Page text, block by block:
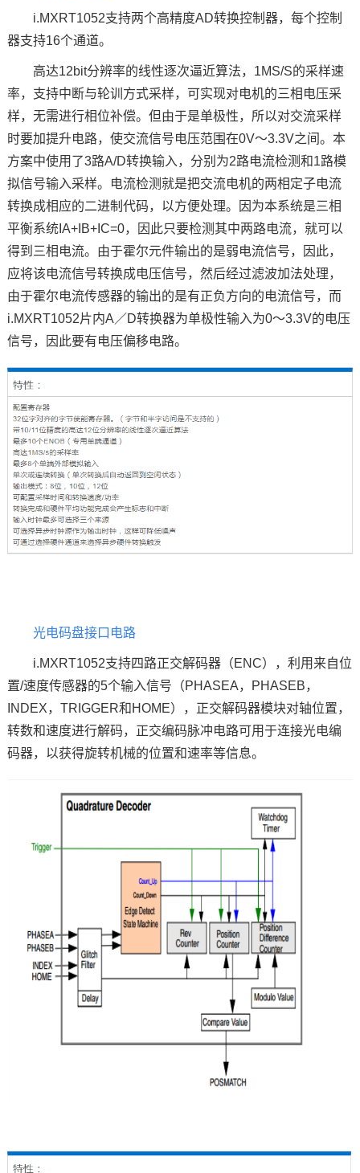
i.MXRT1052支持两个高精度AD转换控制器，每个控制
器支持16个通道。
高达12bit分辨率的线性逐次逼近算法，1MS/S的采样速
率，支持中断与轮训方式采样，可实现对电机的三相电压采
样，无需进行相位补偿。但由于是单极性，所以对交流采样
时要加提升电路，使交流信号电压范围在0V～3.3V之间。本
方案中使用了3路A/D转换输入，分别为2路电流检测和1路模
拟信号输入采样。电流检测就是把交流电机的两相定子电流
转换成相应的二进制代码，以方便处理。因为本系统是三相
平衡系统IA+IB+IC=0，因此只要检测其中两路电流，就可以
得到三相电流。由于霍尔元件输出的是弱电流信号，因此，
应将该电流信号转换成电压信号，然后经过滤波加法处理，
由于霍尔电流传感器的输出的是有正负方向的电流信号，而
i.MXRT1052片内A／D转换器为单极性输入为0～3.3V的电压
信号，因此要有电压偏移电路。
光电码盘接口电路
i.MXRT1052支持四路正交解码器（ENC），利用来自位
置/速度传感器的5个输入信号（PHASEA，PHASEB，
INDEX，TRIGGER和HOME），正交解码器模块对轴位置，
转数和速度进行解码，正交编码脉冲电路可用于连接光电编
码器，以获得旋转机械的位置和速率等信息。